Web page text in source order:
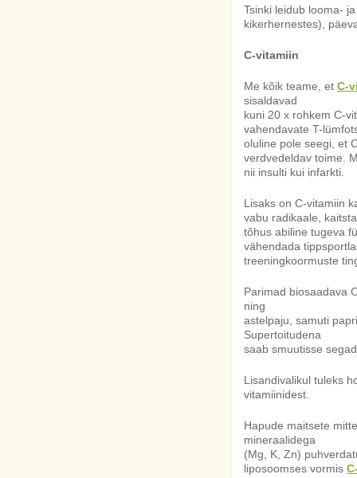
Tsinki leidub looma-
kikerhernestes),
C-vitamiin
Me kõik teame, et C-
sisaldavad
kuni 20 x rohkem C-
vahendavate T-
oluline pole seegi, et
verdvedeldav toime.
nii insulti kui infarkti.
Lisaks on C-vitamiin
vabu radikaale,
tõhus abiline tugeva
vähendada
treeningkoormuste
Parimad biosaadava
ning
astelpaju, samuti
Supertoitudena
saab smuutisse
Lisandivalikul tuleks
vitamiinidest.
Hapude maitsete
mineraalidega
(Mg, K, Zn)
liposoomses vormis